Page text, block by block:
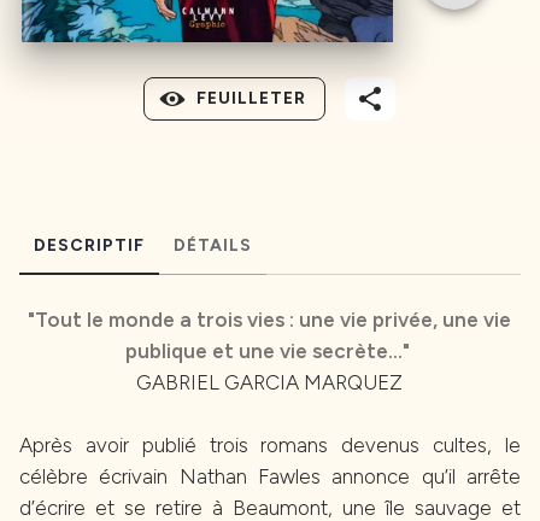
FEUILLETER
DESCRIPTIF DÉTAILS
"Tout le monde a trois vies : une vie privée, une vie
publique et une vie secrète..."
GABRIEL GARCIA MARQUEZ
Après avoir publié trois romans devenus cultes, le
célèbre écrivain Nathan Fawles annonce qu’il arrête
d’écrire et se retire à Beaumont, une île sauvage et